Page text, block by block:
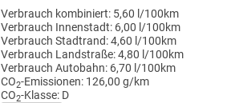
Verbrauch kombiniert: 5,60 l/100km
Verbrauch Innenstadt: 6,00 l/100km
Verbrauch Stadtrand:4,60 l/100km
Verbrauch Landstraße:4,80 l/100km
Verbrauch Autobahn: 6,70 l/100km
CO2-Emissionen: 126,00 g/km
CO2-Klasse: D